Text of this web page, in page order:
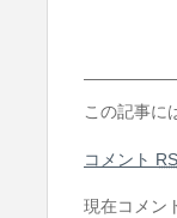
この記事に
コメント
現在コメン